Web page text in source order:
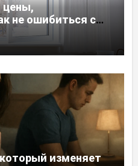
цены,
не ошибиться с
изменяет